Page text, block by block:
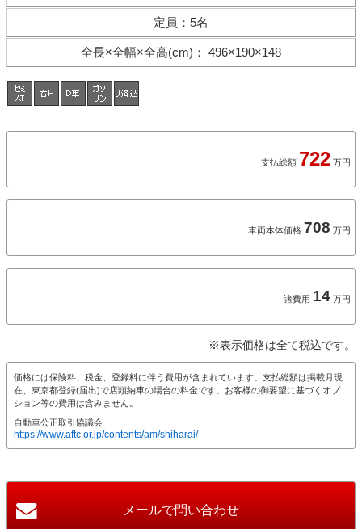
定員 ： 5名
全長×全幅×全高(cm) ： 496×190×148
支払総額 722 万円
車両本体価格 708 万円
諸費用 14 万円
※表示価格は全て税込です。
価格には保険料、税金、登録料に伴う費用が含まれています。支払総額は掲載月現
在、東京都登録(届出)で店頭納車の場合の料金です。お客様の御要望に基づくオプ
ション等の費用は含みません。
自動車公正取引協議会
https://www.aftc.or.jp/contents/am/shiharai/